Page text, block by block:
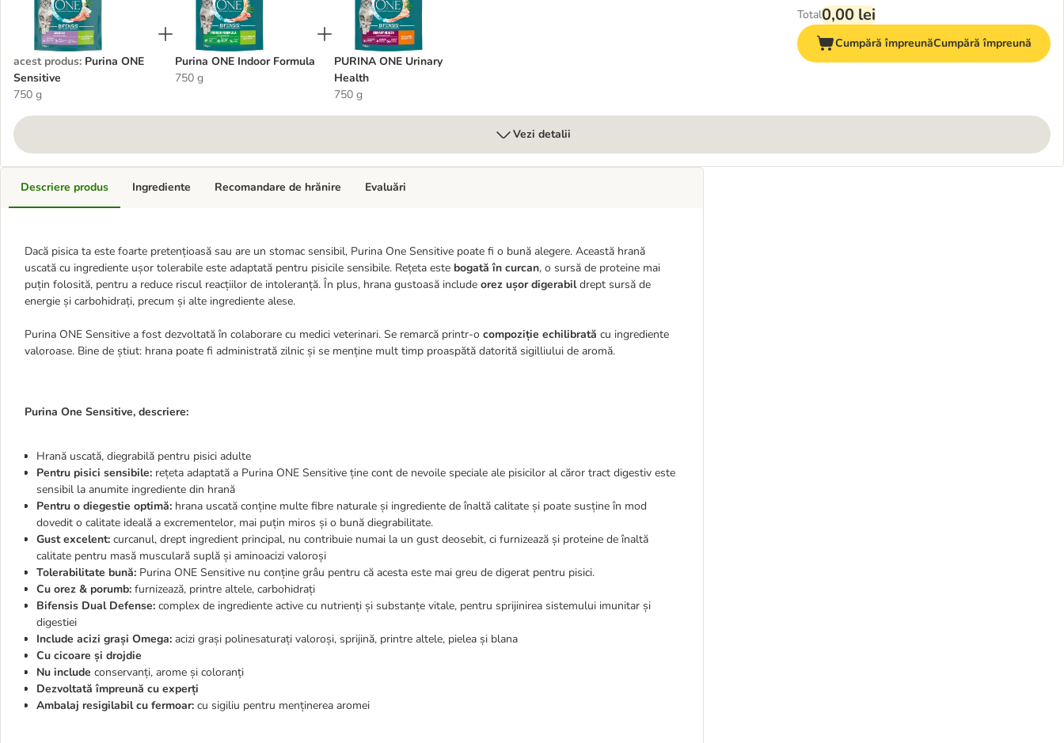
acest produs: Purina ONE
Sensitive
750 g
Purina ONE Indoor Formula
750 g
PURINA ONE Urinary
Health
750 g
Total0,00 lei
Cumpără împreunăCumpără împreună
Vezi detalii
Descriere produs
Dacă pisica ta este foarte pretențioasă sau are un stomac sensibil, Purina One Sensitive poate fi o bună alegere. Această hrană
uscată cu ingrediente ușor tolerabile este adaptată pentru pisicile sensibile. Rețeta este bogată în curcan, o sursă de proteine mai
puțin folosită, pentru a reduce riscul reacțiilor de intoleranță. În plus, hrana gustoasă include orez ușor digerabildrept sursă de
energie și carbohidrați, precum și alte ingrediente alese.
Purina ONE Sensitive a fost dezvoltată în colaborare cu medici veterinari. Se remarcă printr-o compoziție echilibrată cu ingrediente
valoroase. Bine de știut: hrana poate fi administrată zilnic și se menține mult timp proaspătă datorită sigilliului de aromă.
Purina One Sensitive, descriere:
Hrană uscată, diegrabilă pentru pisici adulte
Pentru pisici sensibile: rețeta adaptată a Purina ONE Sensitive ține cont de nevoile speciale ale pisicilor al căror tract digestiv este
sensibil la anumite ingrediente din hrană
Pentru o diegestie optimă: hrana uscată conține multe fibre naturale și ingrediente de înaltă calitate și poate susține în mod
dovedit o calitate ideală a excrementelor, mai puțin miros și o bună diegrabilitate.
Gust excelent: curcanul, drept ingredient principal, nu contribuie numai la un gust deosebit, ci furnizează și proteine de înaltă
calitate pentru masă musculară suplă și aminoacizi valoroși
Tolerabilitate bună: Purina ONE Sensitive nu conține grâu pentru că acesta este mai greu de digerat pentru pisici.
Cu orez & porumb: furnizează, printre altele, carbohidrați
Bifensis Dual Defense: complex de ingrediente active cu nutrienți și substanțe vitale, pentru sprijinirea sistemului imunitar și
digestiei
Include acizi grași Omega: acizi grași polinesaturați valoroși, sprijină, printre altele, pielea și blana
Cu cicoare și drojdie
Nu include conservanți, arome și coloranți
Dezvoltată împreună cu experți
Ambalaj resigilabil cu fermoar: cu sigiliu pentru menținerea aromei
Ingrediente Recomandare de hrănire Evaluări